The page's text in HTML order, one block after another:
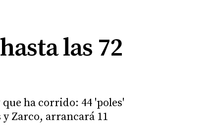
las 72
ha corrido: 44 'poles'
Zarco, arrancará 11